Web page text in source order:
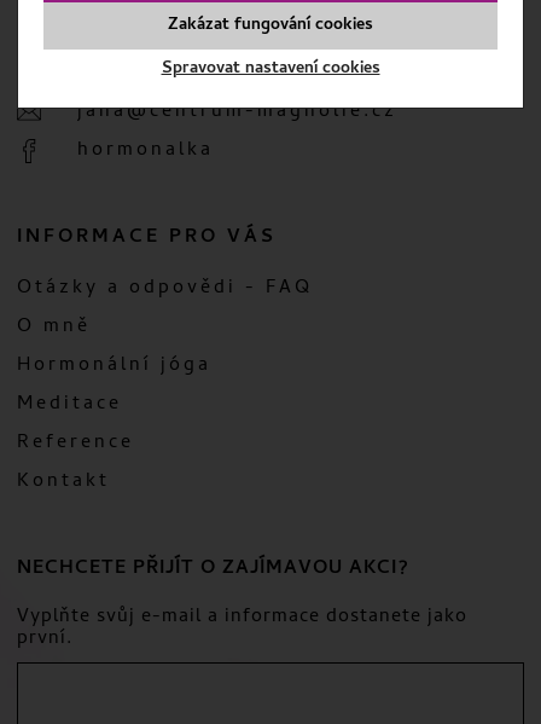
Zakázat fungování cookies
Spravovat nastavení cookies
Frýdek-Místek 73801
+420 605 249 705
jana@centrum-magnolie.cz
hormonalka
INFORMACE PRO VÁS
Otázky a odpovědi - FAQ
O mně
Hormonální jóga
Meditace
Reference
Kontakt
NECHCETE PŘIJÍT O ZAJÍMAVOU AKCI?
Vyplňte svůj e-mail a informace dostanete jako
první.